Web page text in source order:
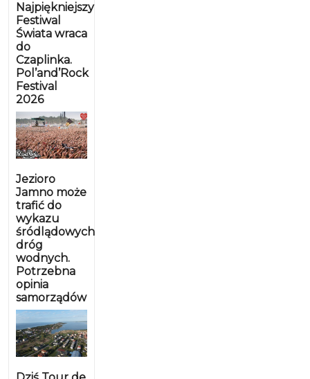
Najpiękniejszy
Festiwal
Świata wraca
do
Czaplinka.
Pol’and’Rock
Festival
2026
Jezioro
Jamno może
trafić do
wykazu
śródlądowych
dróg
wodnych.
Potrzebna
opinia
samorządów